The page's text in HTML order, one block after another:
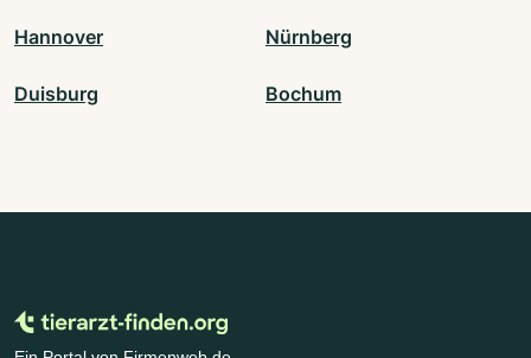
Hannover Nürnberg
Duisburg Bochum